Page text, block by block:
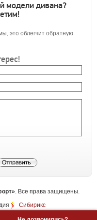
модели дивана?
это облегчит обратную
. Все права защищены.
Сибирикс